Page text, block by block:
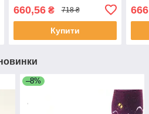
660,56₴ 718 ₴
Купити
–8%